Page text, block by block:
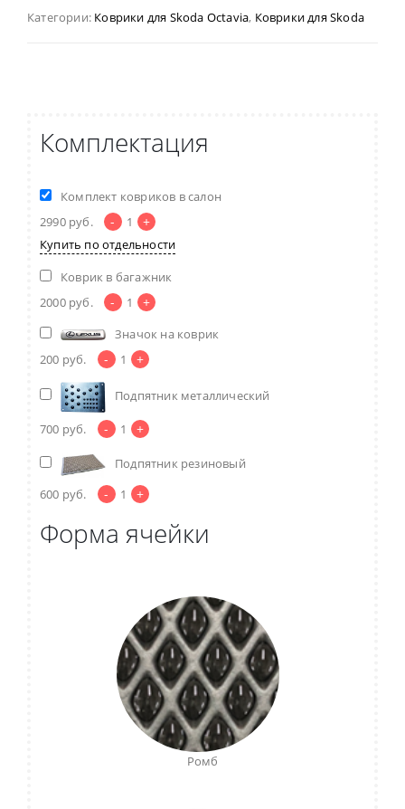
Категории: Коврики для Skoda Octavia, Коврики для Skoda
Комплектация
Комплект ковриков в салон
2990 руб. - 1 +
Купить по отдельности
Коврик в багажник
2000 руб. - 1 +
Значок на коврик
200 руб. - 1 +
Подпятник металлический
700 руб. - 1 +
Подпятник резиновый
600 руб. - 1 +
Форма ячейки
Ромб